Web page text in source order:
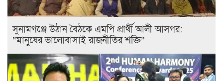
সুনামগঞ্জে উঠান বৈঠকে এমপি প্রার্থী আলী আসগর:
“মানুষের ভালোবাসাই রাজনীতির শক্তি”